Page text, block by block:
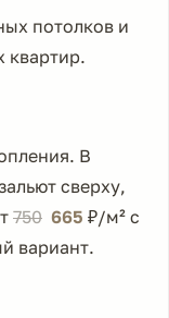
потолков и
квартир.
В
сверху,
750 665 ₽/м² с
вариант.